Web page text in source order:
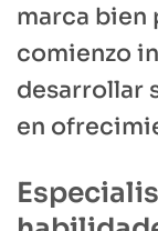
marca bien
comienzo
desarrollar
en